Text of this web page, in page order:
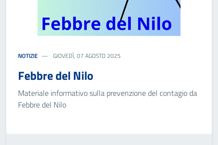
NOTIZIE GIOVEDÌ, 07 AGOSTO 2025
Febbre del Nilo
Materiale informativo sulla prevenzione del contagio da
Febbre del Nilo